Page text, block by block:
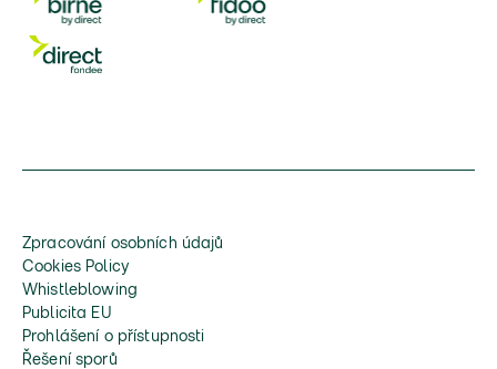
Zpracování osobních údajů
Cookies Policy
Whistleblowing
Publicita EU
Prohlášení o přístupnosti
Řešení sporů